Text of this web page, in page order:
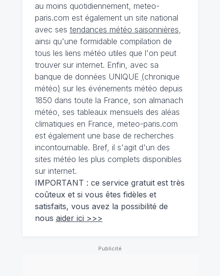
au moins quotidiennement, meteo-
paris.com est également un site national
avec ses tendances météo saisonnières,
ainsi qu'une formidable compilation de
tous les liens météo utiles que l'on peut
trouver sur internet. Enfin, avec sa
banque de données UNIQUE (chronique
météo) sur les événements météo depuis
1850 dans toute la France, son almanach
météo, ses tableaux mensuels des aléas
climatiques en France, meteo-paris.com
est également une base de recherches
incontournable. Bref, il s'agit d'un des
sites météo les plus complets disponibles
sur internet.
IMPORTANT : ce service gratuit est très
coûteux et si vous êtes fidèles et
satisfaits, vous avez la possibilité de
nous aider ici >>>